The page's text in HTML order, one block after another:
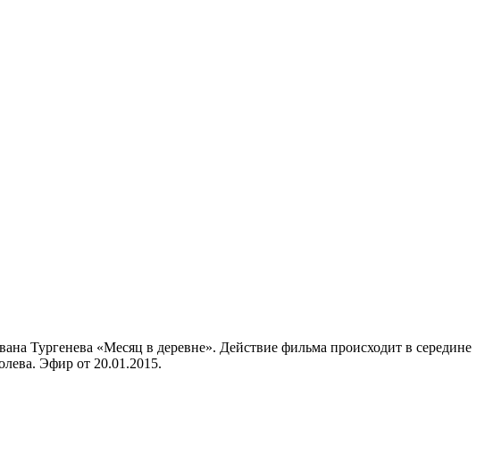
Тургенева «Месяц в деревне». Действие фильма происходит в середине
Эфир от 20.01.2015.